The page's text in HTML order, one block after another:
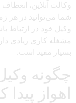
وکالت آنلاین،
شما می‌توانید در هر
وکیل خود در ارتباط
مشغله کاری زیادی
بسیار مفید است.
چگونه
اهواز پیدا